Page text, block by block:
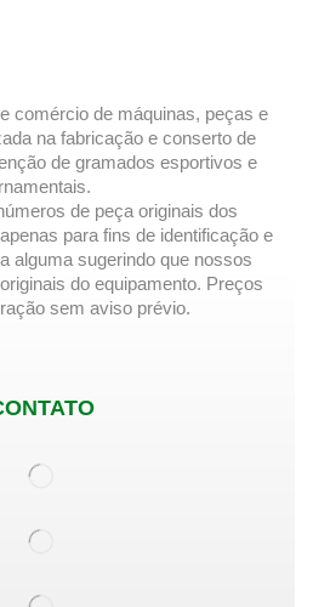
comércio de máquinas, peças e
na fabricação e conserto de
de gramados esportivos e
de peça originais dos
para fins de identificação e
alguma sugerindo que nossos
do equipamento. Preços
sem aviso prévio.